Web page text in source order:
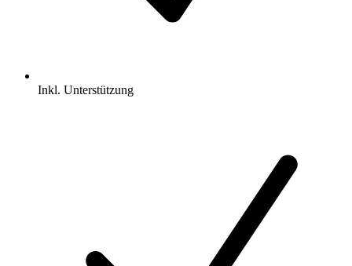
Inkl. Unterstützung